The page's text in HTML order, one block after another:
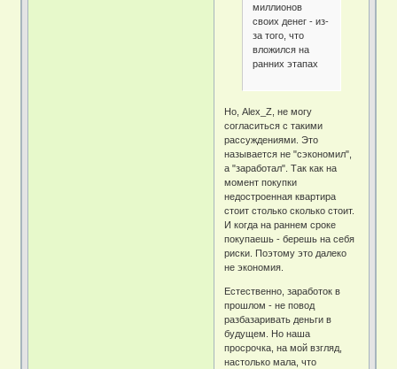
миллионов
своих денег - из-
за того, что
вложился на
ранних этапах
Но, Alex_Z, не могу
согласиться с такими
рассуждениями. Это
называется не "сэкономил",
а "заработал". Так как на
момент покупки
недостроенная квартира
стоит столько сколько стоит.
И когда на раннем сроке
покупаешь - берешь на себя
риски. Поэтому это далеко
не экономия.
Естественно, заработок в
прошлом - не повод
разбазаривать деньги в
будущем. Но наша
просрочка, на мой взгляд,
настолько мала, что